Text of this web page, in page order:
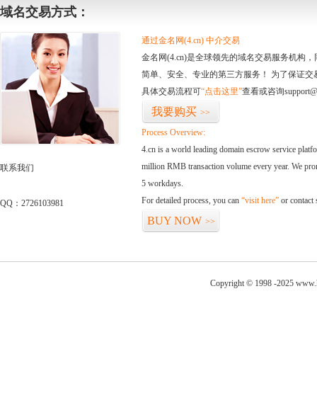
域名交易方式：
联系我们
QQ：2726103981
通过金名网(4.cn) 中介交易
金名网(4.cn)是全球领先的域名交易服务机构
简单、安全、专业的第三方服务！ 为了保证
具体交易流程可“点击这里”查看或咨询
我要购买 >>
Process Overview:
4.cn is a world leading domain escrow service
million RMB transaction volume every year. We
5 workdays.
For detailed process, you can “visit here” or contact
BUY NOW >>
Copyright © 1998 -2025